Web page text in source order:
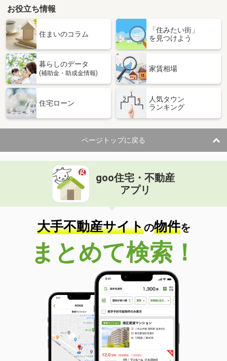
お役立ち情報
住まいのコラム
「住みたい街」
を見つけよう
暮らしのデータ
(補助金・助成金情報)
家賃相場
住宅ローン
人気タウン
ランキング
ページトップに戻る
goo住宅・不動産
アプリ
大手不動産サイトの物件を
まとめて検索！